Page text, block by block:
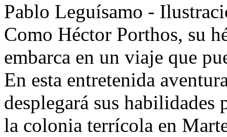
Pablo Leguísamo -
Como Héctor Porthos, su
embarca en un viaje que
En esta entretenida
desplegará sus
la colonia terrícola en